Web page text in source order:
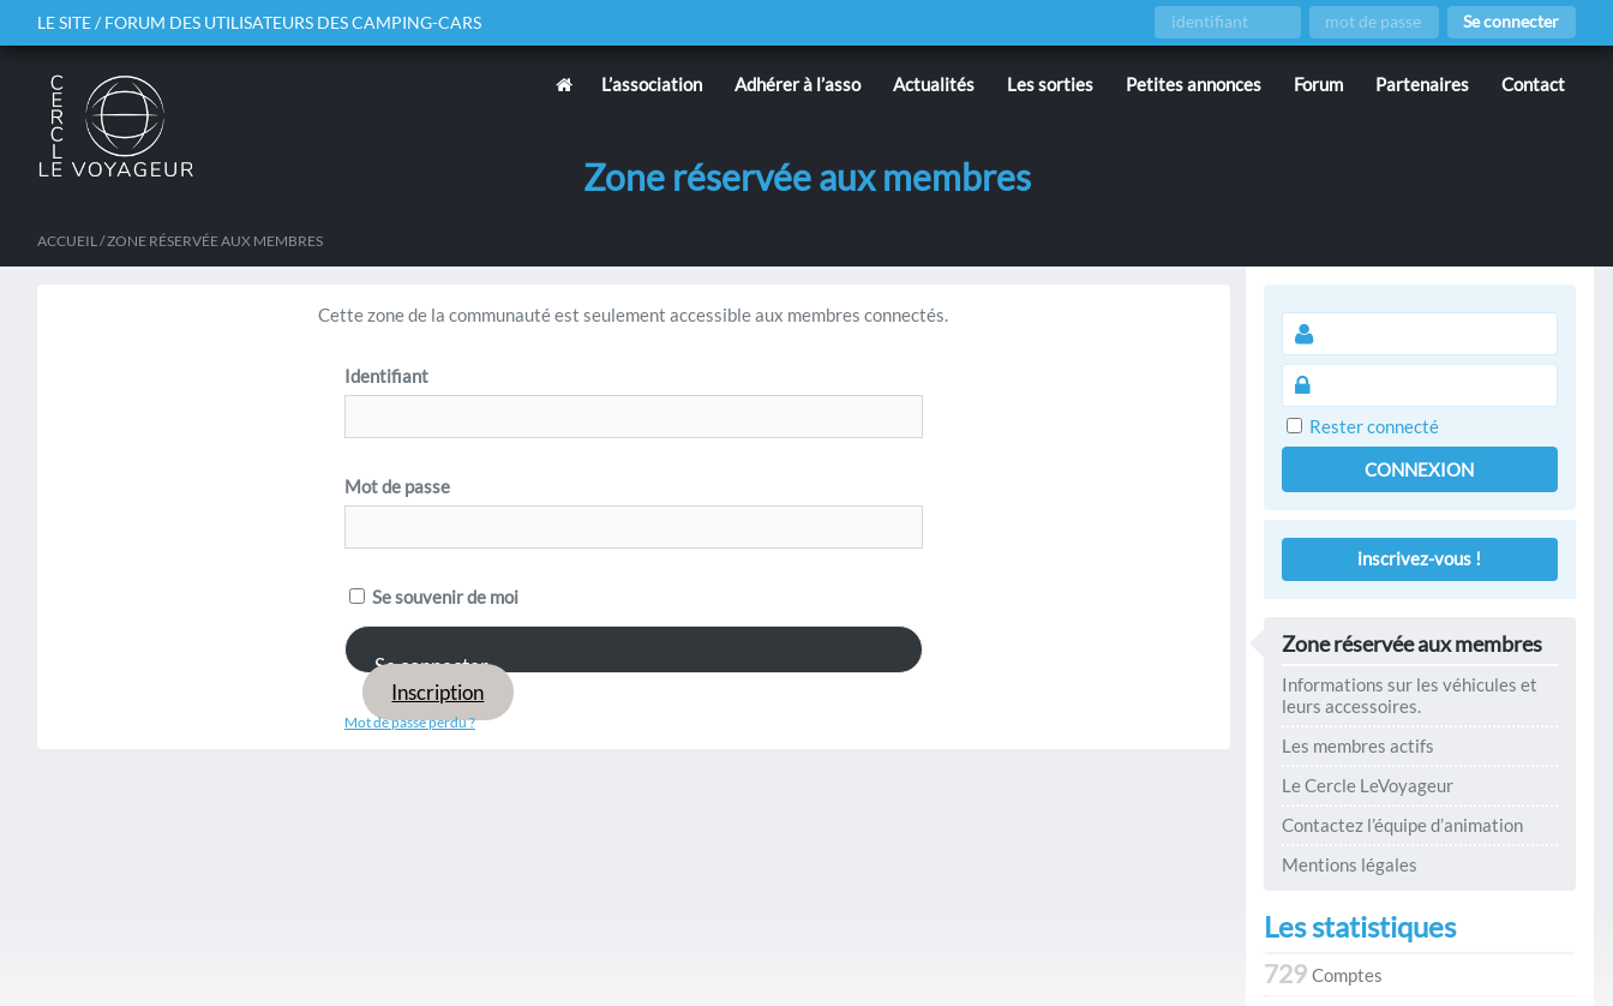
LE SITE / FORUM DES UTILISATEURS DES CAMPING-CARS Se connecter
L’association Adhérer à l’asso Actualités Les sorties Petites annonces Forum Partenaires Contact
Zone réservée aux membres
ACCUEIL/ ZONE RÉSERVÉE AUX MEMBRES
Cette zone de la communauté est seulement accessible aux membres connectés.
Identifiant
Mot de passe
Se souvenir de moi
Inscription
Mot de passe perdu ?
Rester connecté
CONNEXION
inscrivez-vous !
Zone réservée aux membres
Informations sur les véhicules et
leurs accessoires.
Les membres actifs
Le Cercle LeVoyageur
Contactez l’équipe d’animation
Mentions légales
Les statistiques
729 Comptes